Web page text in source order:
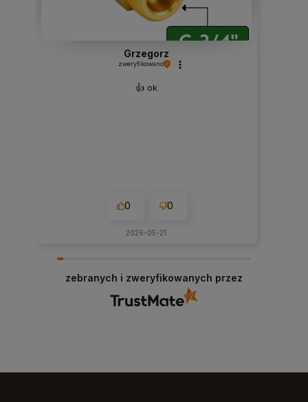
Grzegorz
zweryfikowano
👍️ ok
0 0
2026-05-21
zebranych i zweryfikowanych przez